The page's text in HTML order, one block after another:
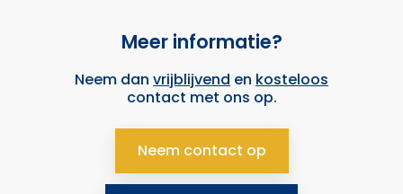
Meer informatie?
Neem dan vrijblijvend en kosteloos
contact met ons op.
Neem contact op